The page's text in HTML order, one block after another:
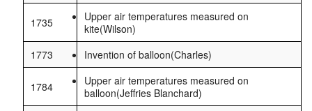
1735
Upper air temperatures measured on
kite(Wilson)
1773
Invention of balloon(Charles)
1784
Upper air temperatures measured on
balloon(Jeffries Blanchard)